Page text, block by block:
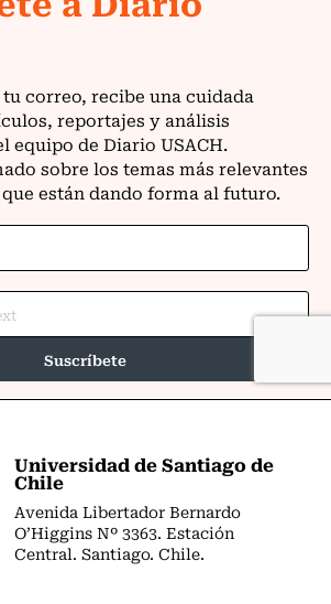
Universidad de Santiago de
Chile
Avenida Libertador Bernardo
O’Higgins Nº 3363. Estación
Central. Santiago. Chile.